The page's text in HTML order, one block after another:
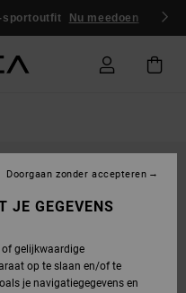
sportoutfit Nu meedoen
JE GEGEVENS
gelijkwaardige
op te slaan en/of te
je navigatiegegevens en
Doorgaan zonder accepteren